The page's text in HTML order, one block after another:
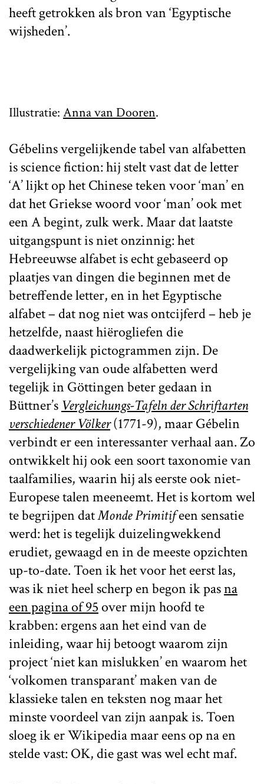
heeft getrokken als bron van ‘Egyptische
wijsheden’.
Illustratie: Anna van Dooren.
Gébelins vergelijkende tabel van alfabetten
is science fiction: hij stelt vast dat de letter
‘A’ lijkt op het Chinese teken voor ‘man’ en
dat het Griekse woord voor ‘man’ ook met
een A begint, zulk werk. Maar dat laatste
uitgangspunt is niet onzinnig: het
Hebreeuwse alfabet is echt gebaseerd op
plaatjes van dingen die beginnen met de
betreffende letter, en in het Egyptische
alfabet – dat nog niet was ontcijferd – heb je
hetzelfde, naast hiërogliefen die
daadwerkelijk pictogrammen zijn. De
vergelijking van oude alfabetten werd
tegelijk in Göttingen beter gedaan in
Büttner’s Vergleichungs-Tafeln der Schriftarten
verschiedener Völker(1771-9), maar Gébelin
verbindt er een interessanter verhaal aan. Zo
ontwikkelt hij ook een soort taxonomie van
taalfamilies, waarin hij als eerste ook niet-
Europese talen meeneemt. Het is kortom wel
te begrijpen datMonde Primitifeen sensatie
werd: het is tegelijk duizelingwekkend
erudiet, gewaagd en in de meeste opzichten
up-to-date. Toen ik het voor het eerst las,
was ik niet heel scherp en begon ik pasna
een pagina of 95 over mijn hoofd te
krabben: ergens aan het eind van de
inleiding, waar hij betoogt waarom zijn
project ‘niet kan mislukken’ en waarom het
‘volkomen transparant’ maken van de
klassieke talen en teksten nog maar het
minste voordeel van zijn aanpak is. Toen
sloeg ik er Wikipedia maar eens op na en
stelde vast: OK, die gast was wel echt maf.